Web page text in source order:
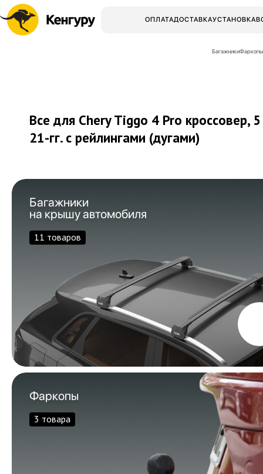
ОПЛАТАДОСТАВКАУСТАНОВКА
БагажникиФаркопы
Все для Chery Tiggo 4 Pro кроссовер,
21-гг.с рейлингами (дугами)
Багажники
на крышу автомобиля
11 товаров
Фаркопы
3 товара